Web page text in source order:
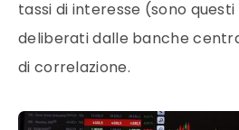
tassi di interesse (sono
deliberati dalle banche
di correlazione.